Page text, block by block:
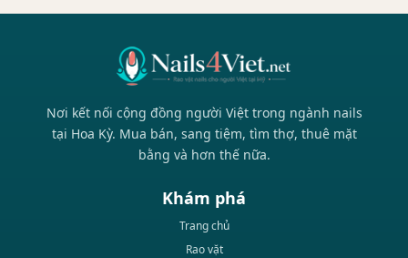
Nơi kết nối cộng đồng người Việt trong ngành nails
tại Hoa Kỳ. Mua bán, sang tiệm, tìm thợ, thuê mặt
bằng và hơn thế nữa.
Khám phá
Trang chủ
Rao vặt